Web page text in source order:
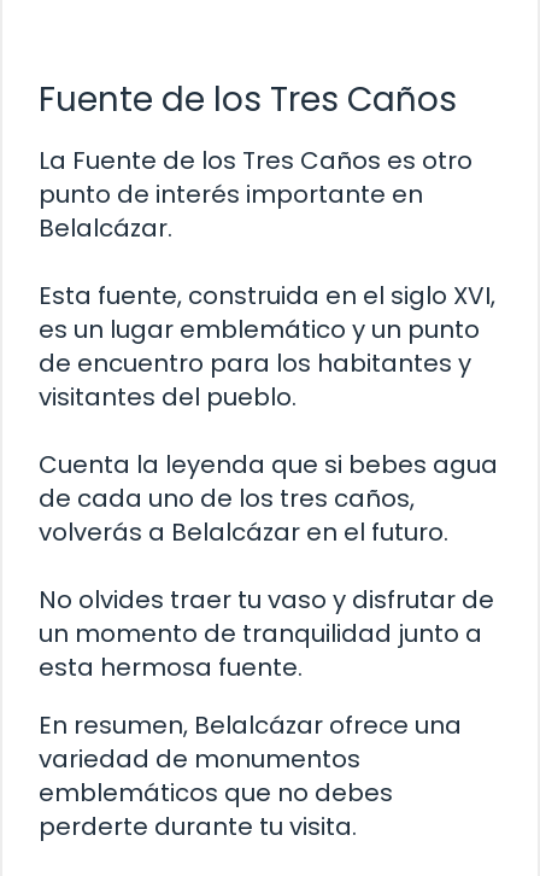
Fuente de los Tres Caños
La Fuente de los Tres Caños es otro
punto de interés importante en
Belalcázar.
Esta fuente, construida en el siglo XVI,
es un lugar emblemático y un punto
de encuentro para los habitantes y
visitantes del pueblo.
Cuenta la leyenda que si bebes agua
de cada uno de los tres caños,
volverás a Belalcázar en el futuro.
No olvides traer tu vaso y disfrutar de
un momento de tranquilidad junto a
esta hermosa fuente.
En resumen, Belalcázar ofrece una
variedad de monumentos
emblemáticos que no debes
perderte durante tu visita.